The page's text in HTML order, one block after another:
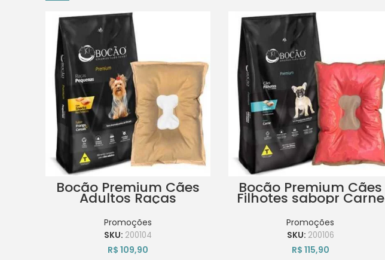
Bocão Premium Cães
Adultos Raças
Pequenas
10Kg+Colchonete
Promoções
SKU: 200104
R$ 109,90
Bocão Premium Cães
Filhotes sabopr Carne
10Kg+Colchonete
Promoções
SKU: 200106
R$ 115,90